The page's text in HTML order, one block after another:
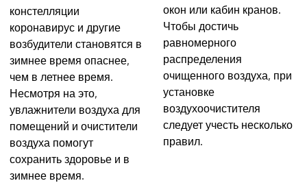
констелляции
коронавирус и другие
возбудители становятся в
зимнее время опаснее,
чем в летнее время.
Несмотря на это,
увлажнители воздуха для
помещений и очистители
воздуха помогут
сохранить здоровье и в
зимнее время.
окон или кабин кранов.
Чтобы достичь
равномерного
распределения
очищенного воздуха, при
установке
воздухоочистителя
следует учесть несколько
правил.